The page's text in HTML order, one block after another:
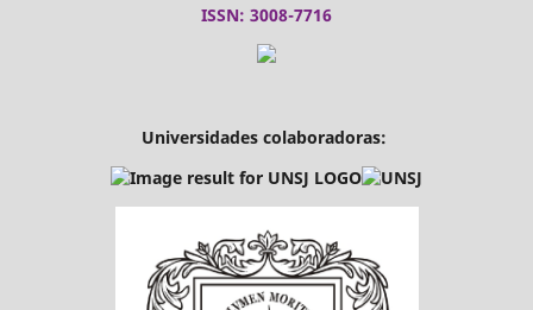
ISSN: 3008-7716
Universidades colaboradoras: